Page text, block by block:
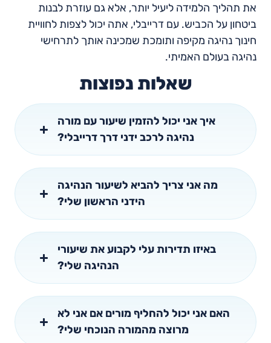
את תהליך הלמידה ליעיל יותר, אלא גם עוזרת לבנות
ביטחון על הכביש. עם דרייבלי, אתה יכול לצפות לחוויית
חינוך נהיגה מקיפה ותומכת שמכינה אותך לתרחישי
נהיגה בעולם האמיתי.
שאלות נפוצות
איך אני יכול להזמין שיעור עם מורה
נהיגה לרכב ידני דרך דרייבלי?
מה אני צריך להביא לשיעור הנהיגה
הידני הראשון שלי?
באיזו תדירות עלי לקבוע את שיעורי
הנהיגה שלי?
האם אני יכול להחליף מורים אם אני לא
מרוצה מהמורה הנוכחי שלי?